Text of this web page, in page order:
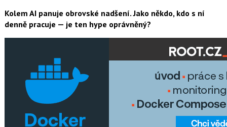
Kolem AI panuje obrovské nadšení. Jako někdo, kdo s ní
denně pracuje — je ten hype oprávněný?